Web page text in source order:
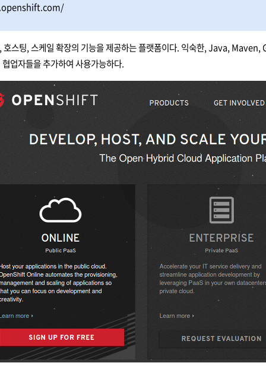
호스팅, 스케일 확장의 기능을 제공하는 플랫폼이다. 익숙한, Java,
업자들을 추가하여 사용가능하다.